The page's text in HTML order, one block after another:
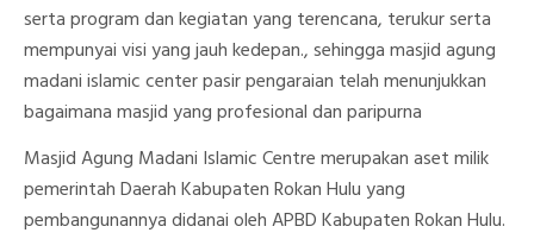
serta program dan kegiatan yang terencana, terukur serta
mempunyai visi yang jauh kedepan., sehingga masjid agung
madani islamic center pasir pengaraian telah menunjukkan
bagaimana masjid yang profesional dan paripurna
Masjid Agung Madani Islamic Centre merupakan aset milik
pemerintah Daerah Kabupaten Rokan Hulu yang
pembangunannya didanai oleh APBD Kabupaten Rokan Hulu.